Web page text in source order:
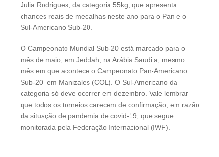
Julia Rodrigues, da categoria 55kg, que apresenta
chances reais de medalhas neste ano para o Pan e o
Sul-Americano Sub-20.
O Campeonato Mundial Sub-20 está marcado para o
mês de maio, em Jeddah, na Arábia Saudita, mesmo
mês em que acontece o Campeonato Pan-Americano
Sub-20, em Manizales (COL). O Sul-Americano da
categoria só deve ocorrer em dezembro. Vale lembrar
que todos os torneios carecem de confirmação, em razão
da situação de pandemia de covid-19, que segue
monitorada pela Federação Internacional (IWF).